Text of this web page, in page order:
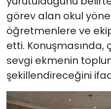
görev alan okul
öğretmenlere ve
etti. Konuşmasında,
sevgi ekmenin
şekillendireceğini